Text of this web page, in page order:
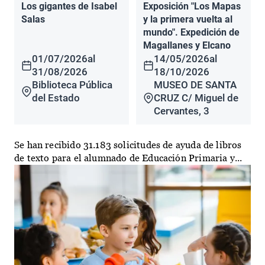
Los gigantes de Isabel
Salas
01/07/2026al
31/08/2026
Biblioteca Pública
del Estado
Exposición "Los Mapas
y la primera vuelta al
mundo". Expedición de
Magallanes y Elcano
14/05/2026al
18/10/2026
MUSEO DE SANTA
CRUZ C/ Miguel de
Cervantes, 3
Se han recibido 31.183 solicitudes de ayuda de libros
de texto para el alumnado de Educación Primaria y...